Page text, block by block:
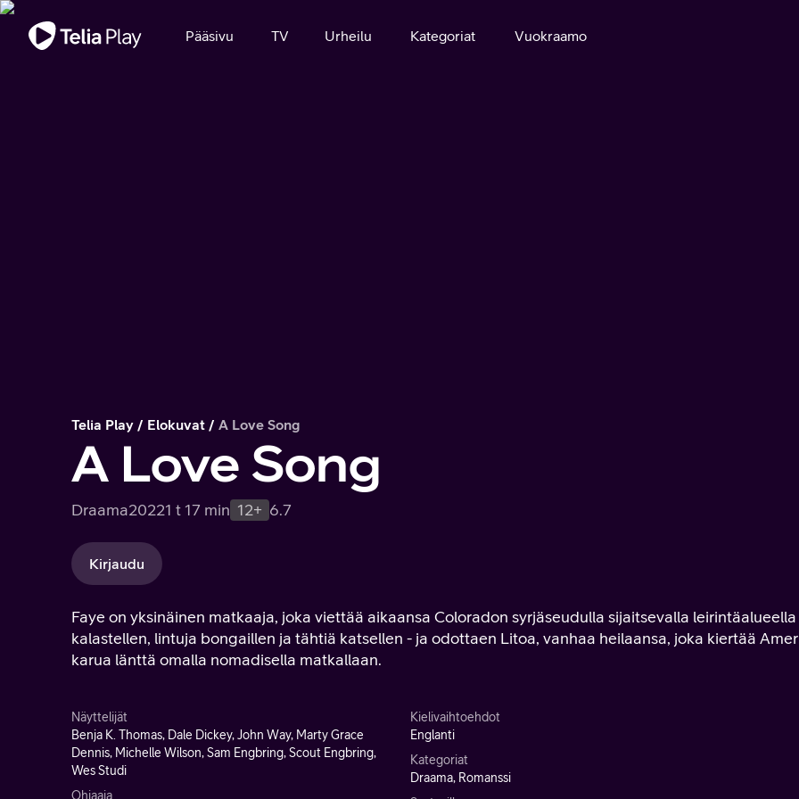
Tärkeä viesti
Pääsivu TV Urheilu Kategoriat Vuokraamo
Telia Play Elokuvat A Love Song
A Love Song
Draama20221 t 17 min 12+ 6.7
Kirjaudu
Faye on yksinäinen matkaaja, joka viettää aikaansa Coloradon syrjäseudulla sijaitsevalla leirintäalueella
kalastellen, lintuja bongaillen ja tähtiä katsellen - ja odottaen Litoa, vanhaa heilaansa, joka kiertää
karua länttä omalla nomadisella matkallaan.
Näyttelijät
Benja K. Thomas, Dale Dickey, John Way, Marty Grace
Dennis, Michelle Wilson, Sam Engbring, Scout Engbring,
Wes Studi
Ohjaaja
Kielivaihtoehdot
Englanti
Kategoriat
Draama, Romanssi